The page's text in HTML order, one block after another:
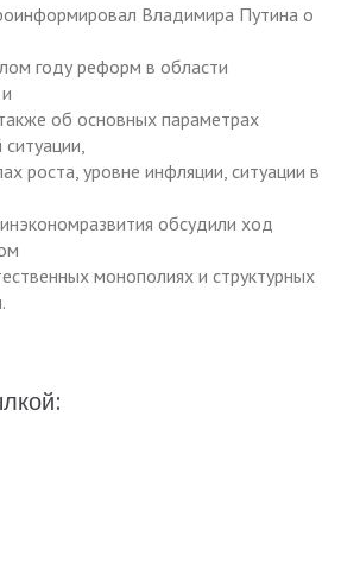
Владимира Путина о
году реформ в области
об основных параметрах
роста, уровне инфляции, ситуации в
обсудили ход
монополиях и структурных